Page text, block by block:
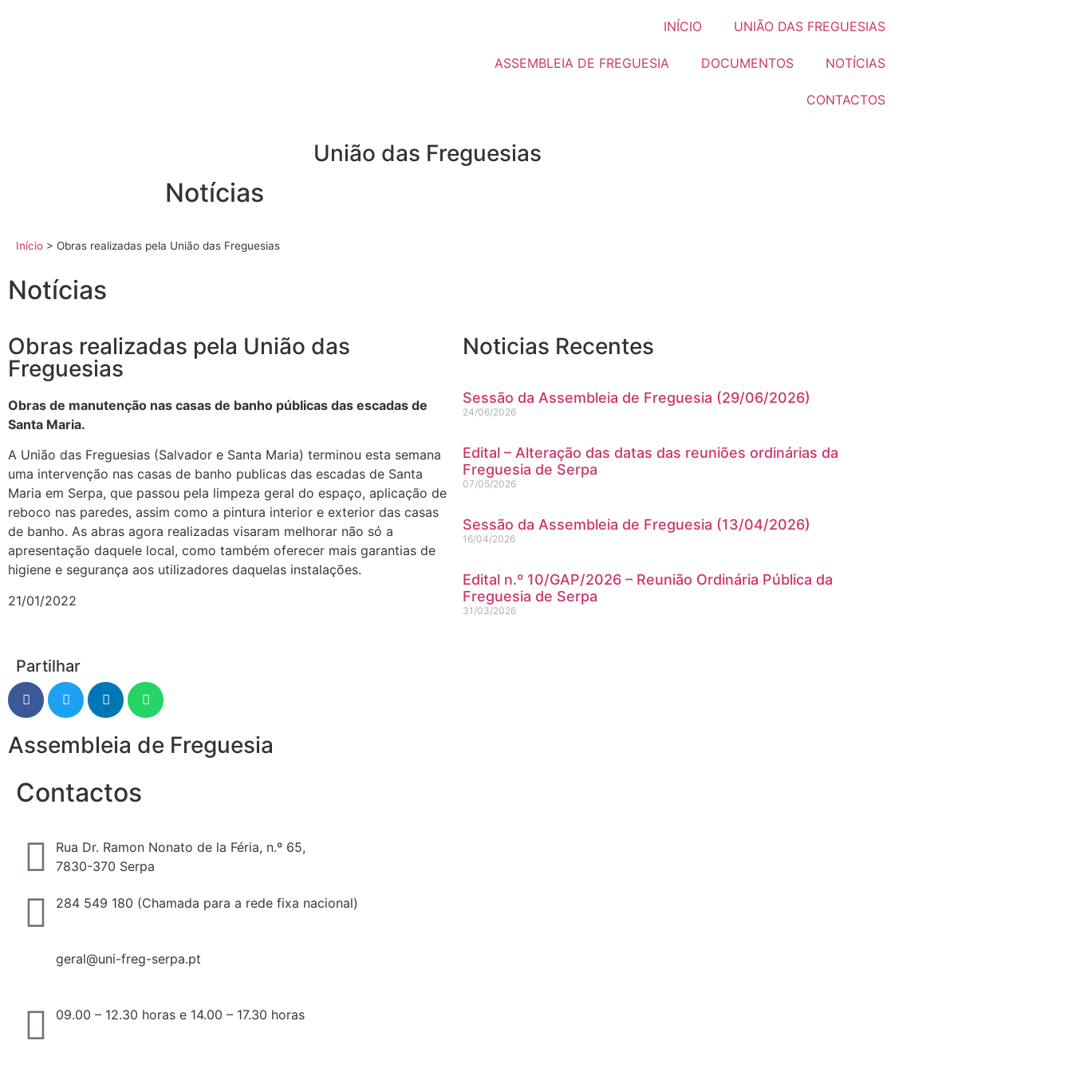
INÍCIO UNIÃO DAS FREGUESIAS
ASSEMBLEIA DE FREGUESIA DOCUMENTOS NOTÍCIAS
CONTACTOS
União das Freguesias
Notícias
Início > Obras realizadas pela União das Freguesias
Notícias
Obras realizadas pela União das
Freguesias
Obras de manutenção nas casas de banho públicas das escadas de
Santa Maria.
A União das Freguesias (Salvador e Santa Maria) terminou esta semana
uma intervenção nas casas de banho publicas das escadas de Santa
Maria em Serpa, que passou pela limpeza geral do espaço, aplicação de
reboco nas paredes, assim como a pintura interior e exterior das casas
de banho. As abras agora realizadas visaram melhorar não só a
apresentação daquele local, como também oferecer mais garantias de
higiene e segurança aos utilizadores daquelas instalações.
21/01/2022
Partilhar
Assembleia de Freguesia
Noticias Recentes
Sessão da Assembleia de Freguesia (29/06/2026)
24/06/2026
Edital – Alteração das datas das reuniões ordinárias da
Freguesia de Serpa
07/05/2026
Sessão da Assembleia de Freguesia (13/04/2026)
16/04/2026
Edital n.º 10/GAP/2026 – Reunião Ordinária Pública da
Freguesia de Serpa
31/03/2026
Contactos
Rua Dr. Ramon Nonato de la Féria, n.º 65,
7830-370 Serpa
284 549 180 (Chamada para a rede fixa nacional)
geral@uni-freg-serpa.pt
09.00 – 12.30 horas e 14.00 – 17.30 horas